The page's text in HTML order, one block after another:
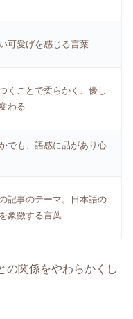
可愛げを感じる言葉
くことで柔らかく、優し
わる
でも、語感に品があり心
記事のテーマ。日本語の
象徴する言葉
の関係をやわらかくし